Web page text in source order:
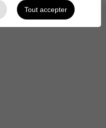
Tout accepter